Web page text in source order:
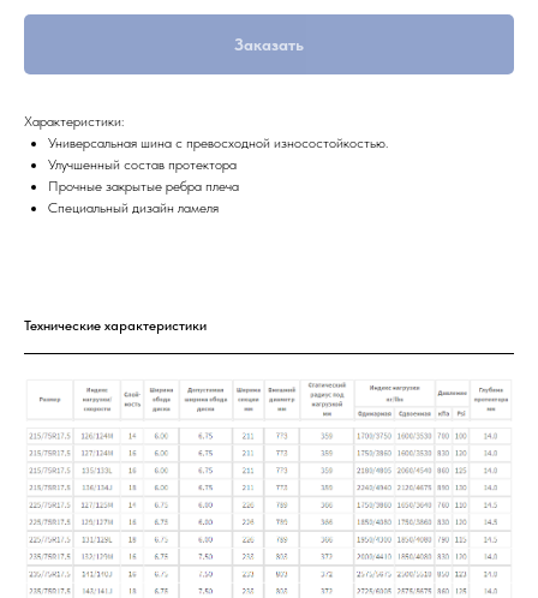
Заказать
Характеристики:
Универсальная шина с превосходной износостойкостью.
Улучшенный состав протектора
Прочные закрытые ребра плеча
Специальный дизайн ламеля
Технические характеристики